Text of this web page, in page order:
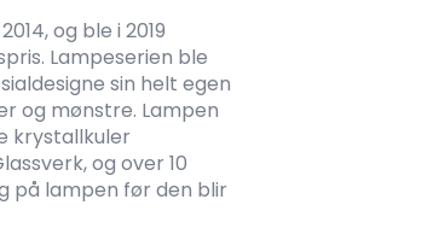
og ble i 2019
Lampeserien ble
sin helt egen
og mønstre. Lampen
krystallkuler
og over 10
på lampen før den blir